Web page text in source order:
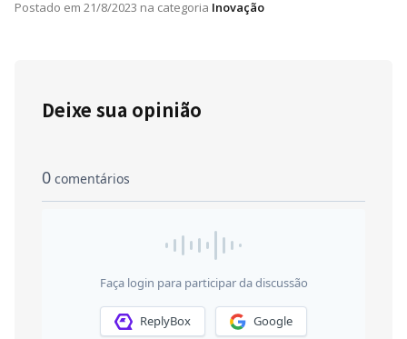
Postado em 21/8/2023 na categoria Inovação
Deixe sua opinião